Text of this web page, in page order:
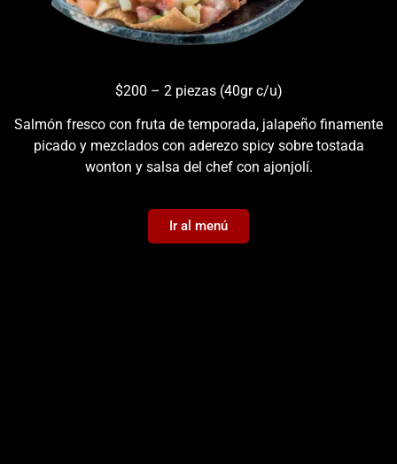
$200 – 2 piezas (40gr c/u)
Salmón fresco con fruta de temporada, jalapeño finamente
picado y mezclados con aderezo spicy sobre tostada
wonton y salsa del chef con ajonjolí.
Ir al menú